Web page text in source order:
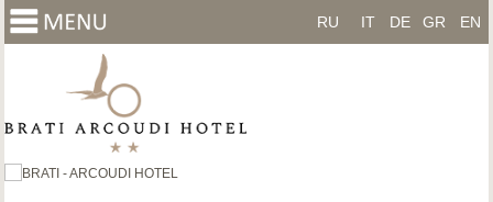
EN
GR
DE
IT
RU